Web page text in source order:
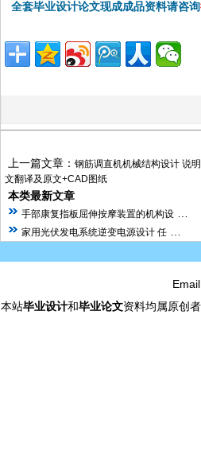
全套毕业设计论文现成成品资料请咨询
上一篇文章： 钢筋调直机机械结构设计 说
文翻译及原文+CAD图纸
本类最新文章
手部康复指板屈伸按摩装置的机构设
家用光伏发电系统逆变电源设计 任
本站毕业设计和毕业论文资料均属原创